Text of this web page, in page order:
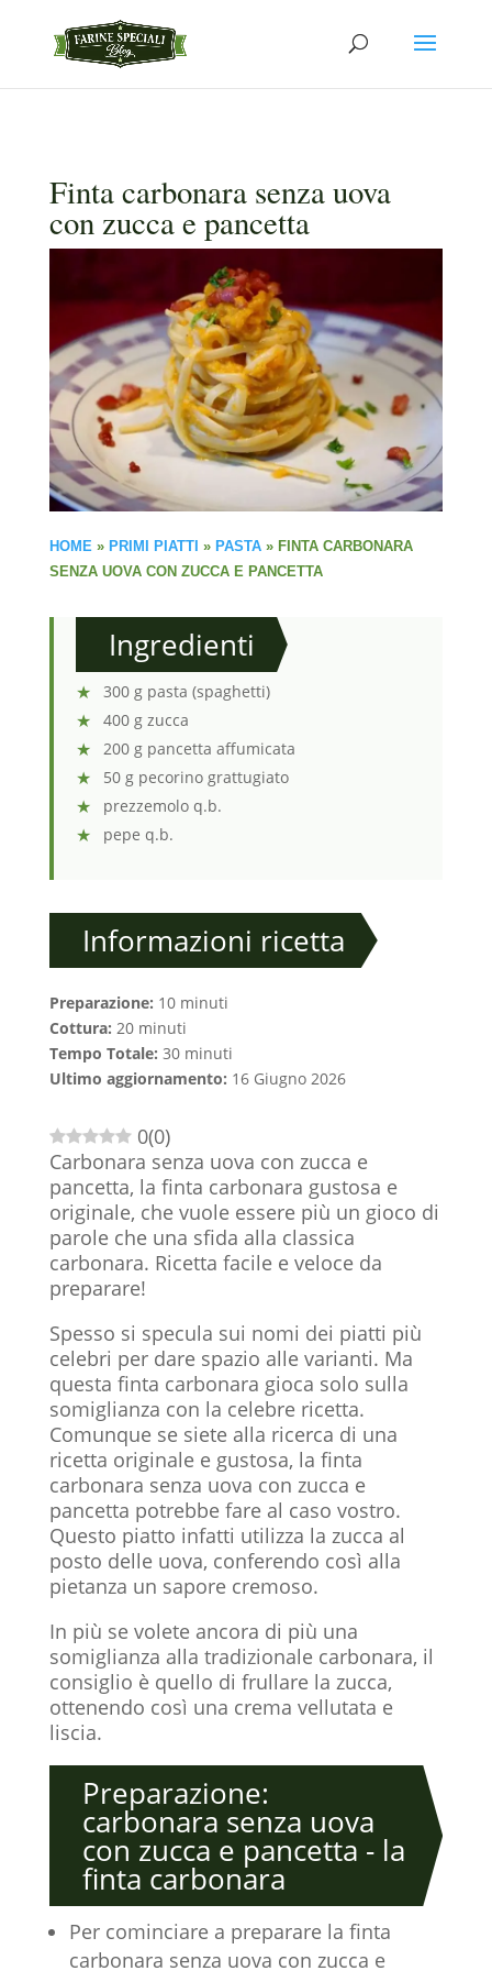
Finta carbonara senza uova
con zucca e pancetta
HOME » PRIMI PIATTI » PASTA» FINTA CARBONARA
SENZA UOVA CON ZUCCA E PANCETTA
Ingredienti
300 g pasta (spaghetti)
400 g zucca
200 g pancetta affumicata
50 g pecorino grattugiato
prezzemolo q.b.
pepe q.b.
Informazioni ricetta
Preparazione: 10 minuti
Cottura: 20 minuti
Tempo Totale: 30 minuti
Ultimo aggiornamento: 16 Giugno 2026
0(0)
Carbonara senza uova con zucca e
pancetta, la finta carbonara gustosa e
originale, che vuole essere più un gioco di
parole che una sfida alla classica
carbonara. Ricetta facile e veloce da
preparare!
Spesso si specula sui nomi dei piatti più
celebri per dare spazio alle varianti. Ma
questa finta carbonara gioca solo sulla
somiglianza con la celebre ricetta.
Comunque se siete alla ricerca di una
ricetta originale e gustosa, la finta
carbonara senza uova con zucca e
pancetta potrebbe fare al caso vostro.
Questo piatto infatti utilizza la zucca al
posto delle uova, conferendo così alla
pietanza un sapore cremoso.
In più se volete ancora di più una
somiglianza alla tradizionale carbonara, il
consiglio è quello di frullare la zucca,
ottenendo così una crema vellutata e
liscia.
Preparazione:
carbonara senza uova
con zucca e pancetta - la
finta carbonara
Per cominciare a preparare la finta
carbonara senza uova con zucca e